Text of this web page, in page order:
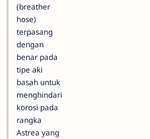
(breather
hose)
terpasang
dengan
benar pada
tipe aki
basah untuk
menghindari
korosi pada
rangka
Astrea yang